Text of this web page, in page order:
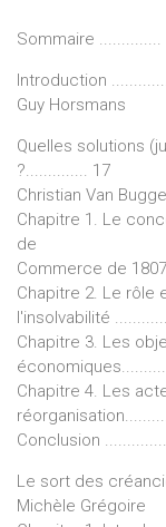
Sommaire ..............
Introduction
Guy Horsmans
Quelles solutions
?.............. 17
Christian Van
Chapitre 1. Le
de
Commerce de
Chapitre 2. Le rôle
l'insolvabilité
Chapitre 3. Les
Chapitre 4. Les
Conclusion
Le sort des
Michèle Grégoire